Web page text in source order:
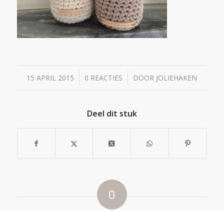
15 APRIL 2015
/ 0 REACTIES
/ DOOR JOLIEHAKEN
Deel dit stuk
0